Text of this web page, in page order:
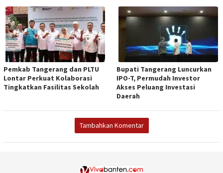
Pemkab Tangerang dan PLTU
Lontar Perkuat Kolaborasi
Tingkatkan Fasilitas Sekolah
Bupati Tangerang Luncurkan
IPO-T, Permudah Investor
Akses Peluang Investasi
Daerah
Tambahkan Komentar